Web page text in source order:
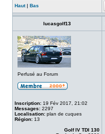
Haut| Bas
lucasgolf13
Perfusé au Forum
Inscription: 19 Fév 2017, 21:02
Messages: 2297
Localisation: plan de cuques
Région: 13
Golf IV TDI 130